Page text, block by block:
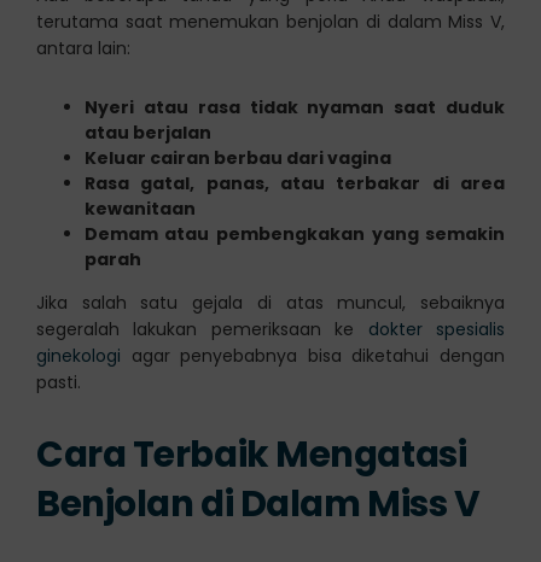
terutama saat menemukan benjolan di dalam Miss V,
antara lain:
Nyeri atau rasa tidak nyaman saat duduk
atau berjalan
Keluar cairan berbau dari vagina
Rasa gatal, panas, atau terbakar di area
kewanitaan
Demam atau pembengkakan yang semakin
parah
Jika salah satu gejala di atas muncul, sebaiknya
segeralah lakukan pemeriksaan ke dokter spesialis
ginekologi agar penyebabnya bisa diketahui dengan
pasti.
Cara Terbaik Mengatasi
Benjolan di Dalam Miss V